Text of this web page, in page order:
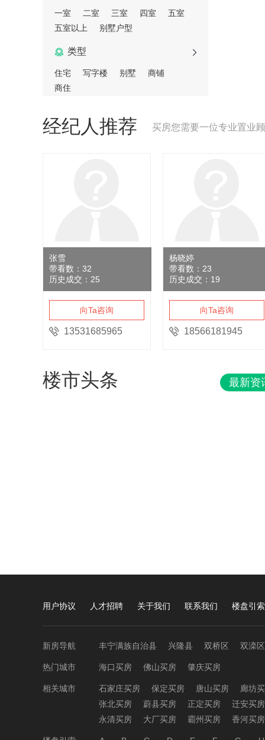
一室 二室 三室 四室
五室
五室以上
别墅户型
类型
住宅 写字楼 别墅
商铺
商住
经纪人推荐 买房您需要一位专业置业
张雪
带看数： 32
历史成交： 25
向Ta咨询
13531685965
杨晓婷
带看数： 23
历史成交： 19
向Ta咨询
18566181945
楼市头条 最新资
用户协议 人才招聘 关于我们 联系我们 楼盘引索
新房导航 丰宁满族自治县 兴隆县 双桥区 双滦区
热门城市 海口买房 佛山买房 肇庆买房
相关城市 石家庄买房 保定买房 唐山买房 廊坊
张北买房
蔚县买房 正定买房 迁安买房
永清买房
大厂买房 霸州买房 香河买房